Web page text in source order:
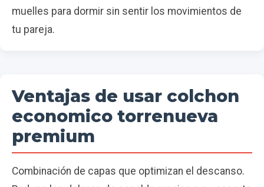
muelles para dormir sin sentir los movimientos de
tu pareja.
Ventajas de usar colchon
economico torrenueva
premium
Combinación de capas que optimizan el descanso.